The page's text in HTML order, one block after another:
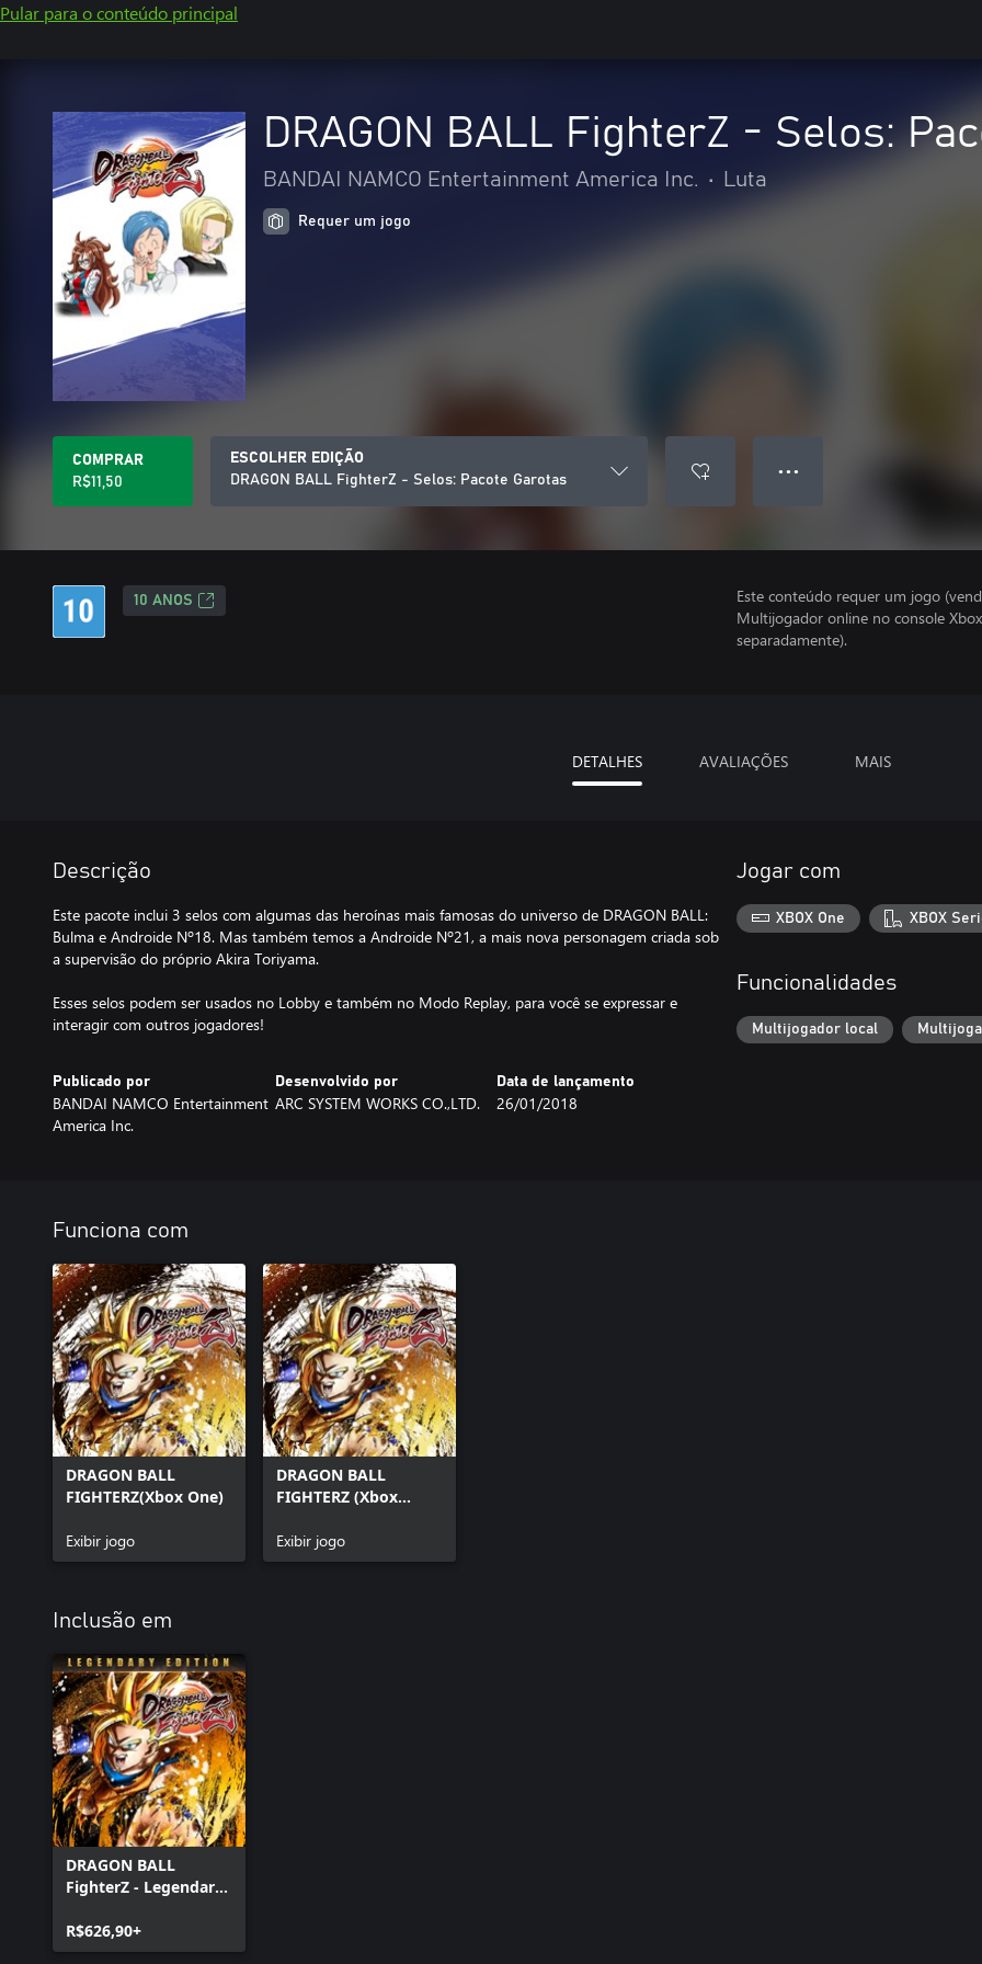
Pular para o conteúdo principal
DRAGON BALL FighterZ - Selos:
BANDAI NAMCO Entertainment America Inc. • Luta
Requer um jogo
COMPRAR
R$11,50
ESCOLHER EDIÇÃO
DRAGON BALL FighterZ - Selos: Pacote Garotas
● ● ●
10 ANOS
Este conteúdo requer um jogo
Multijogador online no console
separadamente).
DETALHES AVALIAÇÕES MAIS
Descrição
Este pacote inclui 3 selos com algumas das heroínas mais famosas do universo de DRAGON BALL:
Bulma e Androide Nº18. Mas também temos a Androide Nº21, a mais nova personagem criada sob
a supervisão do próprio Akira Toriyama.
Esses selos podem ser usados no Lobby e também no Modo Replay, para você se expressar e
interagir com outros jogadores!
Publicado por
BANDAI NAMCO Entertainment
America Inc.
Desenvolvido por
ARC SYSTEM WORKS CO.,LTD.
Data de lançamento
26/01/2018
Jogar com
XBOX One XBOX
Funcionalidades
Multijogador local
Funciona com
DRAGON BALL
FIGHTERZ(Xbox One)
Exibir jogo
DRAGON BALL
FIGHTERZ (Xbox
Exibir jogo
Inclusão em
DRAGON BALL
FighterZ - Legendary
X|S & Xbox One)
R$626,90+